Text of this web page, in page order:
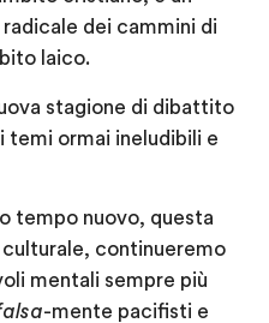
dei cammini di
laico.
stagione di dibattito
temi ormai ineludibili e
tempo nuovo, questa
continueremo
mentali sempre più
-mente pacifisti e